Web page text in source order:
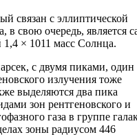
связан с эллиптической
свою очередь, является
1,4 × 1011 масс Солнца.
с двумя пиками, один
излучения тоже
выделяются два пика
зон рентгеновского и
газа в группе
зоны радиусом 446